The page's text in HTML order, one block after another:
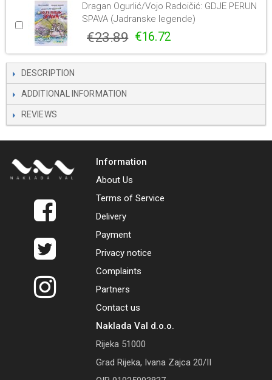
Dragan Ogurlić/Vojo Radoičić: GDJE PERUN
SPAVA (Jadranske legende)
€23.89 €16.72
DESCRIPTION
ADDITIONAL INFORMATION
REVIEWS
Information
About Us
Terms of Service
Delivery
Payment
Privacy notice
Complaints
Partners
Contact us
Naklada Val d.o.o.
Rijeka 51000
Grad Rijeka, Ivana Zajca 20/II